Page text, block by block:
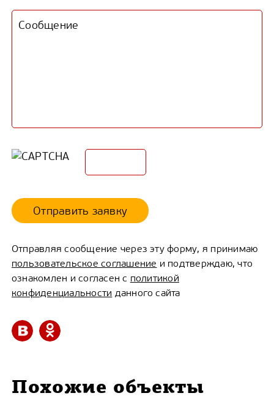
Отправить заявку
Отправляя сообщение через эту форму, я принимаю
пользовательское соглашение и подтверждаю, что
ознакомлен и согласен с политикой
конфиденциальности данного сайта
Похожие объекты